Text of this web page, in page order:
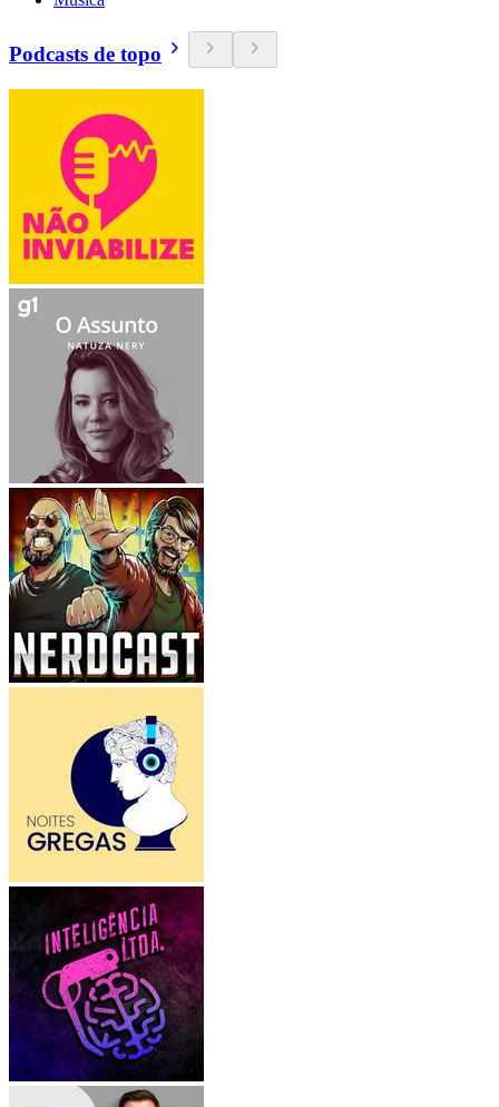
Podcasts de topo